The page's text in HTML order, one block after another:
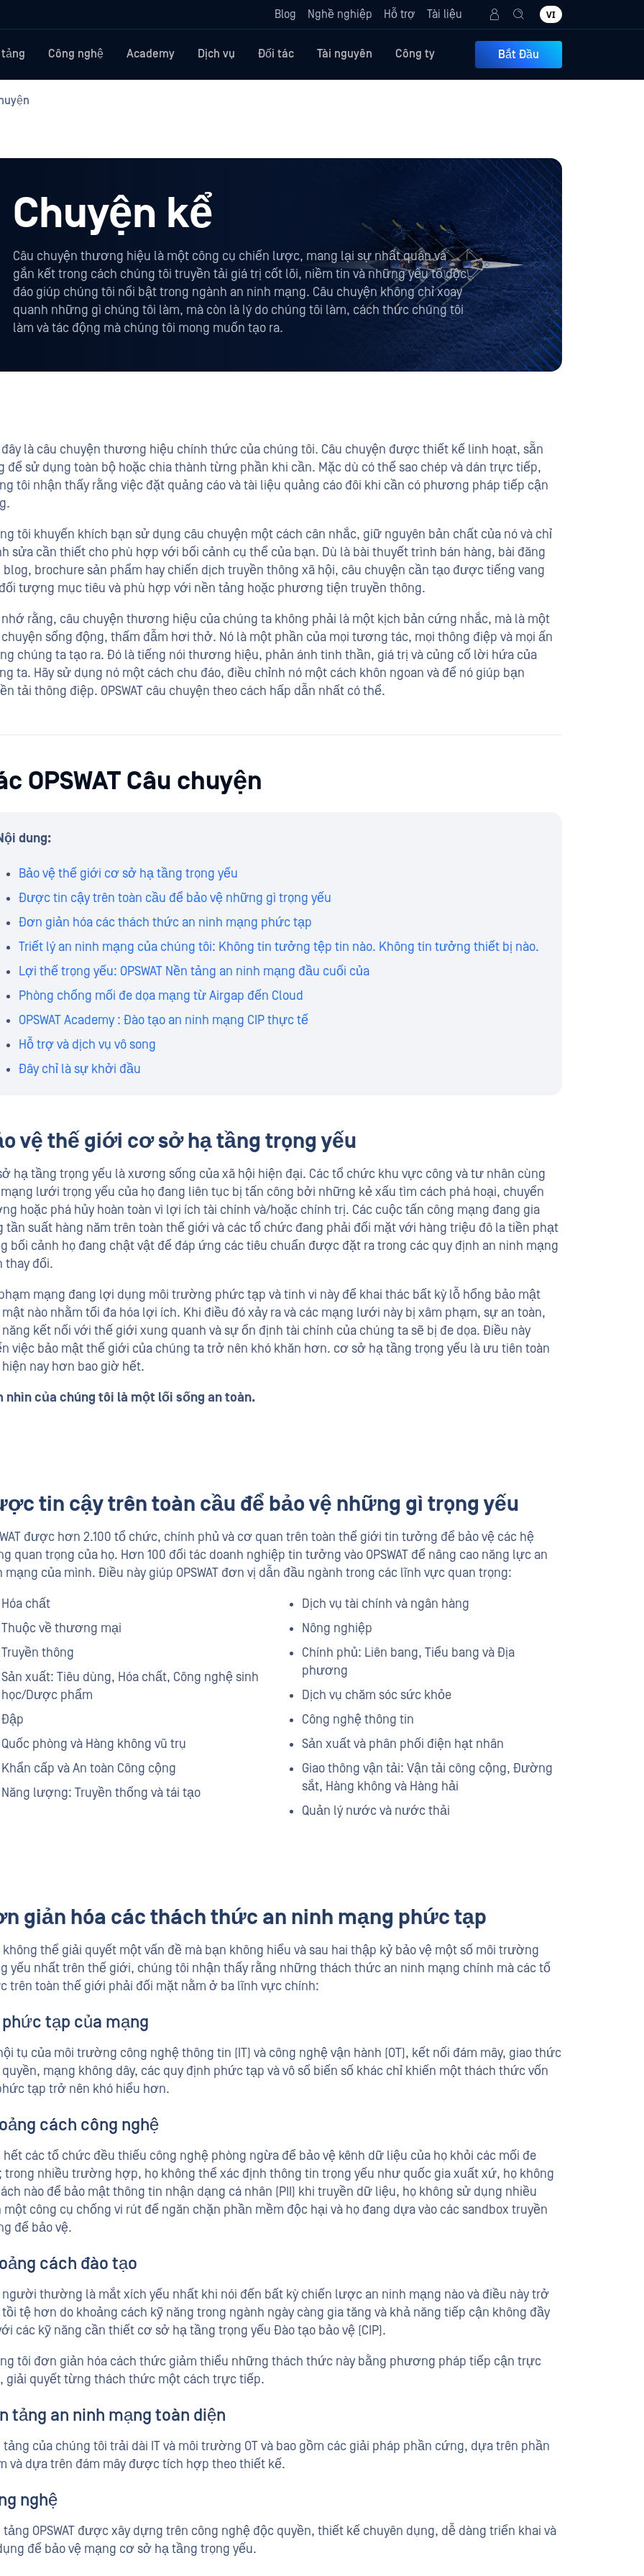
Blog Nghề nghiệp Hỗ trợ Tài liệu VI
Công nghệ Academy Dịch vụ Đối tác Tài nguyên Công ty Bắt Đầu
Chuyện kể
Câu chuyện thương hiệu là một công cụ chiến lược, mang lại sự nhất quán và
gắn kết trong cách chúng tôi truyền tải giá trị cốt lõi, niềm tin và những yếu tố độc
đáo giúp chúng tôi nổi bật trong ngành an ninh mạng. Câu chuyện không chỉ xoay
quanh những gì chúng tôi làm, mà còn là lý do chúng tôi làm, cách thức chúng tôi
làm và tác động mà chúng tôi mong muốn tạo ra.
đây là câu chuyện thương hiệu chính thức của chúng tôi. Câu chuyện được thiết kế linh hoạt, sẵn
để sử dụng toàn bộ hoặc chia thành từng phần khi cần. Mặc dù có thể sao chép và dán trực tiếp,
tôi nhận thấy rằng việc đặt quảng cáo và tài liệu quảng cáo đôi khi cần có phương pháp tiếp cận
tôi khuyến khích bạn sử dụng câu chuyện một cách cân nhắc, giữ nguyên bản chất của nó và chỉ
sửa cần thiết cho phù hợp với bối cảnh cụ thể của bạn. Dù là bài thuyết trình bán hàng, bài đăng
blog, brochure sản phẩm hay chiến dịch truyền thông xã hội, câu chuyện cần tạo được tiếng vang
tượng mục tiêu và phù hợp với nền tảng hoặc phương tiện truyền thông.
nhớ rằng, câu chuyện thương hiệu của chúng ta không phải là một kịch bản cứng nhắc, mà là một
sống động, thấm đẫm hơi thở. Nó là một phần của mọi tương tác, mọi thông điệp và mọi ấn
chúng ta tạo ra. Đó là tiếng nói thương hiệu, phản ánh tinh thần, giá trị và củng cố lời hứa của
ta. Hãy sử dụng nó một cách chu đáo, điều chỉnh nó một cách khôn ngoan và để nó giúp bạn
tải thông điệp. OPSWAT câu chuyện theo cách hấp dẫn nhất có thể.
OPSWAT Câu chuyện
dung:
Bảo vệ thế giới cơ sở hạ tầng trọng yếu
Được tin cậy trên toàn cầu để bảo vệ những gì trọng yếu
Đơn giản hóa các thách thức an ninh mạng phức tạp
Triết lý an ninh mạng của chúng tôi: Không tin tưởng tệp tin nào. Không tin tưởng thiết bị nào.
Lợi thế trọng yếu: OPSWAT Nền tảng an ninh mạng đầu cuối của
Phòng chống mối đe dọa mạng từ Airgap đến Cloud
OPSWAT Academy : Đào tạo an ninh mạng CIP thực tế
Hỗ trợ và dịch vụ vô song
Đây chỉ là sự khởi đầu
vệ thế giới cơ sở hạ tầng trọng yếu
hạ tầng trọng yếu là xương sống của xã hội hiện đại. Các tổ chức khu vực công và tư nhân cùng
lưới trọng yếu của họ đang liên tục bị tấn công bởi những kẻ xấu tìm cách phá hoại, chuyển
hoặc phá hủy hoàn toàn vì lợi ích tài chính và/hoặc chính trị. Các cuộc tấn công mạng đang gia
tần suất hàng năm trên toàn thế giới và các tổ chức đang phải đối mặt với hàng triệu đô la tiền phạt
bối cảnh họ đang chật vật để đáp ứng các tiêu chuẩn được đặt ra trong các quy định an ninh mạng
thay đổi.
mạng đang lợi dụng môi trường phức tạp và tinh vi này để khai thác bất kỳ lỗ hổng bảo mật
nào nhằm tối đa hóa lợi ích. Khi điều đó xảy ra và các mạng lưới này bị xâm phạm, sự an toàn,
kết nối với thế giới xung quanh và sự ổn định tài chính của chúng ta sẽ bị đe dọa. Điều này
việc bảo mật thế giới của chúng ta trở nên khó khăn hơn. cơ sở hạ tầng trọng yếu là ưu tiên toàn
nay hơn bao giờ hết.
nhìn của chúng tôi là một lối sống an toàn.
tin cậy trên toàn cầu để bảo vệ những gì trọng yếu
được hơn 2.100 tổ chức, chính phủ và cơ quan trên toàn thế giới tin tưởng để bảo vệ các hệ
quan trọng của họ. Hơn 100 đối tác doanh nghiệp tin tưởng vào OPSWAT để nâng cao năng lực an
mạng của mình. Điều này giúp OPSWAT đơn vị dẫn đầu ngành trong các lĩnh vực quan trọng:
Hóa chất
Thuộc về thương mại
Truyền thông
Sản xuất: Tiêu dùng, Hóa chất, Công nghệ sinh
học/Dược phẩm
Đập
Quốc phòng và Hàng không vũ trụ
Khẩn cấp và An toàn Công cộng
Năng lượng: Truyền thống và tái tạo
Dịch vụ tài chính và ngân hàng
Nông nghiệp
Chính phủ: Liên bang, Tiểu bang và Địa
phương
Dịch vụ chăm sóc sức khỏe
Công nghệ thông tin
Sản xuất và phân phối điện hạt nhân
Giao thông vận tải: Vận tải công cộng, Đường
sắt, Hàng không và Hàng hải
Quản lý nước và nước thải
giản hóa các thách thức an ninh mạng phức tạp
không thể giải quyết một vấn đề mà bạn không hiểu và sau hai thập kỷ bảo vệ một số môi trường
yếu nhất trên thế giới, chúng tôi nhận thấy rằng những thách thức an ninh mạng chính mà các tổ
trên toàn thế giới phải đối mặt nằm ở ba lĩnh vực chính:
tạp của mạng
tụ của môi trường công nghệ thông tin (IT) và công nghệ vận hành (OT), kết nối đám mây, giao thức
mạng không dây, các quy định phức tạp và vô số biến số khác chỉ khiến một thách thức vốn
tạp trở nên khó hiểu hơn.
cách công nghệ
hết các tổ chức đều thiếu công nghệ phòng ngừa để bảo vệ kênh dữ liệu của họ khỏi các mối đe
trong nhiều trường hợp, họ không thể xác định thông tin trọng yếu như quốc gia xuất xứ, họ không
nào để bảo mật thông tin nhận dạng cá nhân (PII) khi truyền dữ liệu, họ không sử dụng nhiều
công cụ chống vi rút để ngăn chặn phần mềm độc hại và họ đang dựa vào các sandbox truyền
để bảo vệ.
cách đào tạo
người thường là mắt xích yếu nhất khi nói đến bất kỳ chiến lược an ninh mạng nào và điều này trở
tệ hơn do khoảng cách kỹ năng trong ngành ngày càng gia tăng và khả năng tiếp cận không đầy
các kỹ năng cần thiết cơ sở hạ tầng trọng yếu Đào tạo bảo vệ (CIP).
tôi đơn giản hóa cách thức giảm thiểu những thách thức này bằng phương pháp tiếp cận trực
giải quyết từng thách thức một cách trực tiếp.
tảng an ninh mạng toàn diện
tảng của chúng tôi trải dài IT và môi trường OT và bao gồm các giải pháp phần cứng, dựa trên phần
và dựa trên đám mây được tích hợp theo thiết kế.
nghệ
tảng OPSWAT được xây dựng trên công nghệ độc quyền, thiết kế chuyên dụng, dễ dàng triển khai và
để bảo vệ mạng cơ sở hạ tầng trọng yếu.